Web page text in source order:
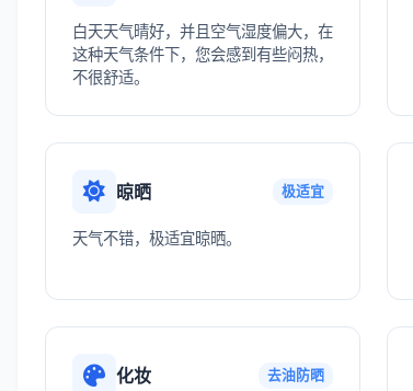
白天天气晴好，并且空气湿度偏大，在
这种天气条件下，您会感到有些闷热，
不很舒适。
晾晒 极适宜
天气不错，极适宜晾晒。
化妆 去油防晒